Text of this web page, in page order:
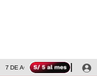
7 DE AGOSTO OLLANTA